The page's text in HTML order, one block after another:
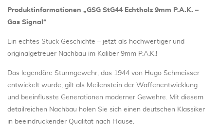
Produktinformationen „GSG StG44 Echtholz 9mm P.A.K. –
Gas Signal“
Ein echtes Stück Geschichte – jetzt als hochwertiger und
originalgetreuer Nachbau im Kaliber 9mm P.A.K.!
Das legendäre Sturmgewehr, das 1944 von Hugo Schmeisser
entwickelt wurde, gilt als Meilenstein der Waffenentwicklung
und beeinflusste Generationen moderner Gewehre. Mit diesem
detailreichen Nachbau holen Sie sich einen deutschen Klassiker
in beeindruckender Qualität nach Hause.